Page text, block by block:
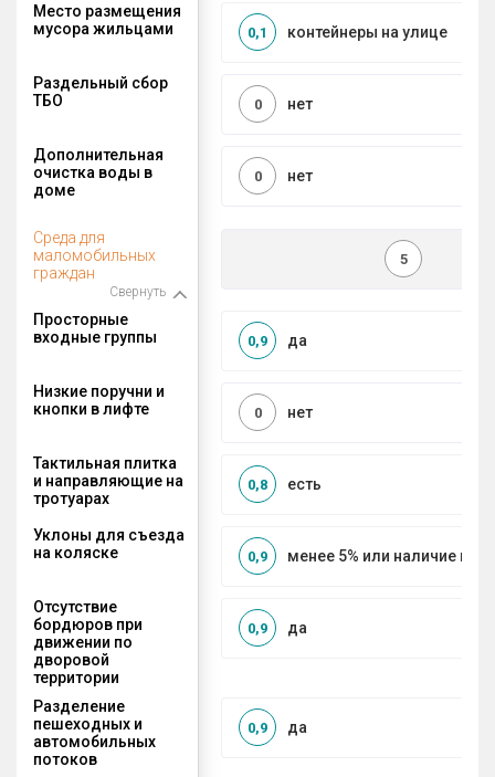
Место размещения
мусора жильцами
контейнеры на улице
0,1
Раздельный сбор
ТБО
нет
0
Дополнительная
очистка воды в
доме
нет
0
Среда для
маломобильных
граждан
Свернуть
5
Просторные
входные группы
да
0,9
Низкие поручни и
кнопки в лифте
нет
0
Тактильная плитка
и направляющие на
тротуарах
есть
0,8
Уклоны для съезда
на коляске
менее 5% или наличие
0,9
Отсутствие
бордюров при
движении по
дворовой
территории
да
0,9
Разделение
пешеходных и
автомобильных
потоков
да
0,9